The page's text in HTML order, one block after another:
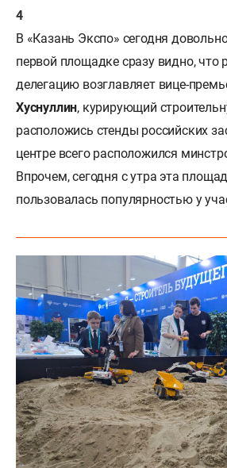
В «Казань Экспо» сегодня
первой площадке сразу видно, что
делегацию возглавляет вице-
Хуснуллин, курирующий
расположись стенды российских
центре всего расположился
Впрочем, сегодня с утра эта
пользовалась популярностью у